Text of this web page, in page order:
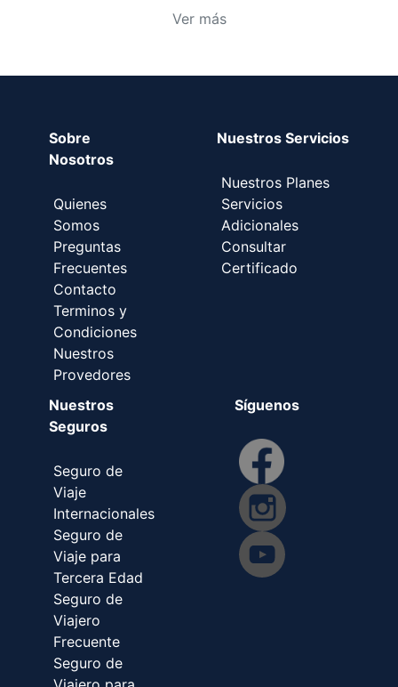
Ver más
Sobre
Nosotros
Quienes
Somos
Preguntas
Frecuentes
Contacto
Terminos y
Condiciones
Nuestros
Provedores
Nuestros Servicios
Nuestros Planes
Servicios
Adicionales
Consultar
Certificado
Nuestros
Seguros
Seguro de
Viaje
Internacionales
Seguro de
Viaje para
Tercera Edad
Seguro de
Viajero
Frecuente
Seguro de
Síguenos